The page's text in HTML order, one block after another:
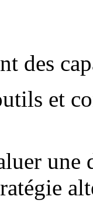
des
et
une